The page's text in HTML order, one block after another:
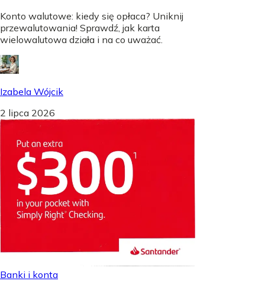
Konto walutowe: kiedy się opłaca? Uniknij
przewalutowania! Sprawdź, jak karta
wielowalutowa działa i na co uważać.
Izabela Wójcik
2 lipca 2026
Banki i konta